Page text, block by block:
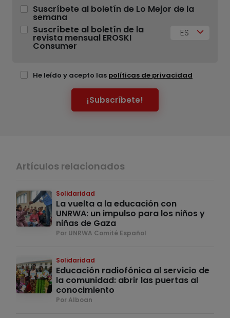
Suscríbete al boletín de Lo Mejor de la
semana
Suscríbete al boletín de la
revista mensual EROSKI
Consumer
ES
He leído y acepto las políticas de privacidad
¡Subscríbete!
Artículos relacionados
Solidaridad
La vuelta a la educación con
UNRWA: un impulso para los niños y
niñas de Gaza
Por UNRWA Comité Español
Solidaridad
Educación radiofónica al servicio de
la comunidad: abrir las puertas al
conocimiento
Por Alboan